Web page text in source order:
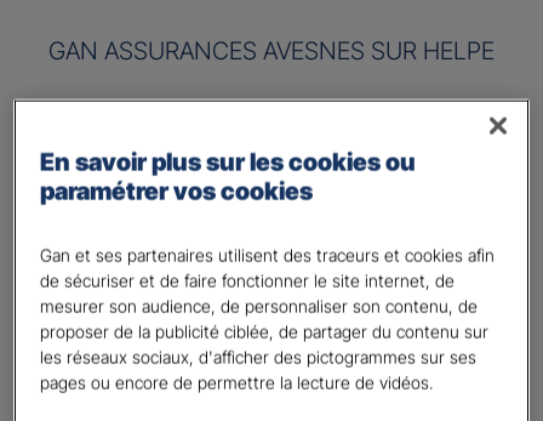
GAN ASSURANCES AVESNES SUR HELPE
Nom de société (Raison sociale)*
Nombre de caractères restants : 50 caractères restants
Activité*
Indiquez l'activité professionnelle de votre entreprise
En savoir plus sur les cookies ou
paramétrer vos cookies
Gan et ses partenaires utilisent des traceurs et cookies afin
de sécuriser et de faire fonctionner le site internet, de
mesurer son audience, de personnaliser son contenu, de
proposer de la publicité ciblée, de partager du contenu sur
les réseaux sociaux, d'afficher des pictogrammes sur ses
pages ou encore de permettre la lecture de vidéos.